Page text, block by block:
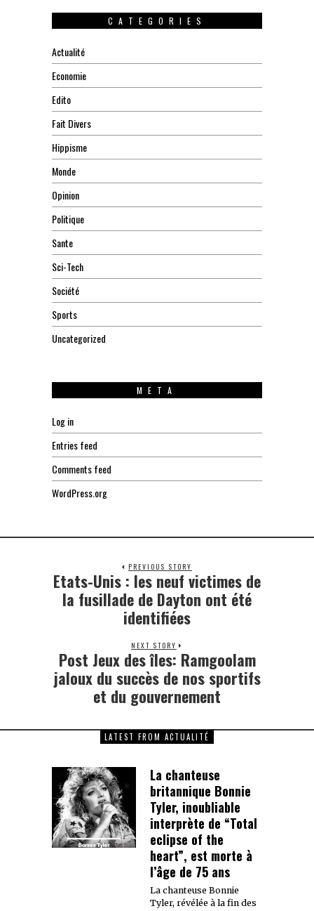
CATEGORIES
Actualité
Economie
Edito
Fait Divers
Hippisme
Monde
Opinion
Politique
Sante
Sci-Tech
Société
Sports
Uncategorized
META
Log in
Entries feed
Comments feed
WordPress.org
PREVIOUS STORY
Previous
post:
Etats-Unis : les neuf victimes de
la fusillade de Dayton ont été
identifiées
NEXT STORY
Next
post:
Post Jeux des îles: Ramgoolam
jaloux du succès de nos sportifs
et du gouvernement
LATEST FROM ACTUALITÉ
La chanteuse
britannique Bonnie
Tyler, inoubliable
interprète de “Total
eclipse of the
heart”, est morte à
l’âge de 75 ans
La chanteuse Bonnie
Tyler, révélée à la fin des